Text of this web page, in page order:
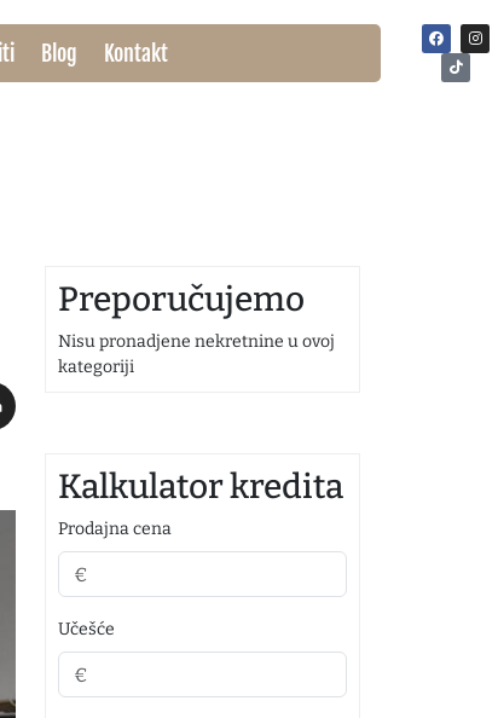
Blog Kontakt
Preporučujemo
Nisu pronadjene nekretnine u ovoj
kategoriji
Kalkulator kredita
Prodajna cena
Učešće